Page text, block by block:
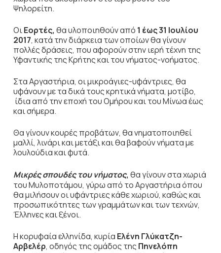
Ψηλορείτη.
ΟιΕορτές, θα υλοποιηθούν από 1 έως 31 Ιουλίου
2017, κατά την διάρκεια των οποίων θα γίνουν
πολλές δράσεις, που αφορούν στην ιερή τέχνη της
Υφαντικής της Κρήτης και του νήματος-νοήματος.
Στα Αργαστήρια, οι μικροάγιες-υφάντριες, θα
υφάνουν με τα δικά τους κρητικά νήματα, μοτίβο,
ίδια από την εποχή του Ομήρου και του Μίνωα έως
και σήμερα.
Θα γίνουν κουρές προβάτων, θα νηματοποιηθεί
μαλλί, λινάρι και μετάξι και θα βαφούν νήματα με
λουλούδια και φυτά.
Μικρές σπουδές του νήματος, θα γίνουν στα χωριά
του Μυλοποτάμου, γύρω από το Αργαστήρια όπου
θα μιλήσουν οι υφάντριες κάθε χωριού, καθώς και
προσωπικότητες των γραμμάτων και των τεχνών,
Έλληνες και ξένοι.
Η κορυφαία ελληνίδα, κυρία Ελένη Γλύκατζη-
Αρβελέρ, οδηγός της ομάδος της Πηνελόπη